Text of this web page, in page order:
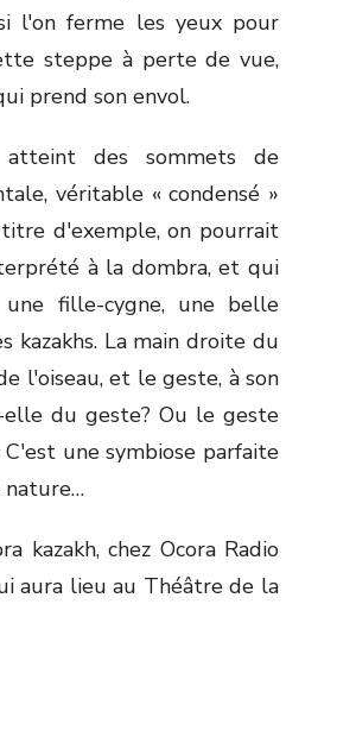
l'on ferme les yeux pour
steppe à perte de vue,
prend son envol.
atteint des sommets de
véritable « condensé »
d'exemple, on pourrait
à la dombra, et qui
une fille-cygne, une belle
kazakhs. La main droite du
l'oiseau, et le geste, à son
du geste? Ou le geste
une symbiose parfaite
nature…
kazakh, chez Ocora Radio
aura lieu au Théâtre de la